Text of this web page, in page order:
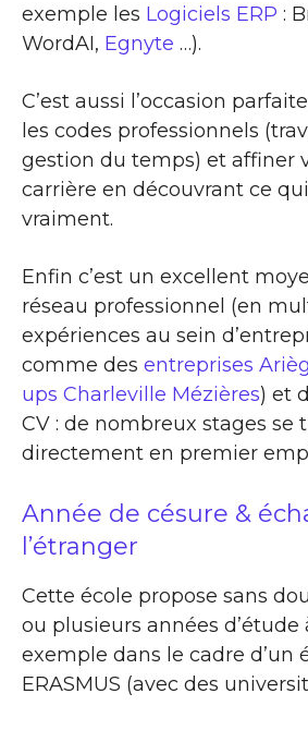
exemple les Logiciels ERP :
WordAI, Egnyte …).
C’est aussi l’occasion
les codes professionnels
gestion du temps) et affiner
carrière en découvrant ce
vraiment.
Enfin c’est un excellent
réseau professionnel (en
expériences au sein
comme des entreprises
ups Charleville Mézières) et
CV : de nombreux stages se
directement en premier
Année de césure &
l’étranger
Cette école propose sans
ou plusieurs années d’étude
exemple dans le cadre d’un
ERASMUS (avec des